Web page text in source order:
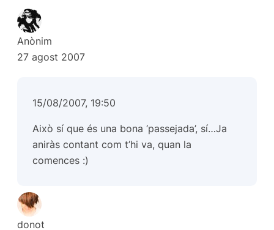
Anònim
27 agost 2007
15/08/2007, 19:50
Això sí que és una bona ‘passejada’, sí…Ja
aniràs contant com t’hi va, quan la
comences :)
donot